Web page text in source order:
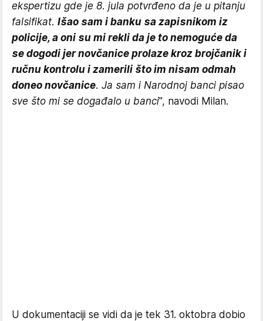
ekspertizu gde je 8. jula potvrđeno da je u pitanju
falsifikat. Išao sam i banku sa zapisnikom iz
policije, a oni su mi rekli da je to nemoguće da
se dogodi jer novčanice prolaze kroz brojčanik i
ručnu kontrolu i zamerili što im nisam odmah
doneo novčanice. Ja sam i Narodnoj banci pisao
sve što mi se događalo u banci", navodi Milan.
U dokumentaciji se vidi da je tek 31. oktobra dobio